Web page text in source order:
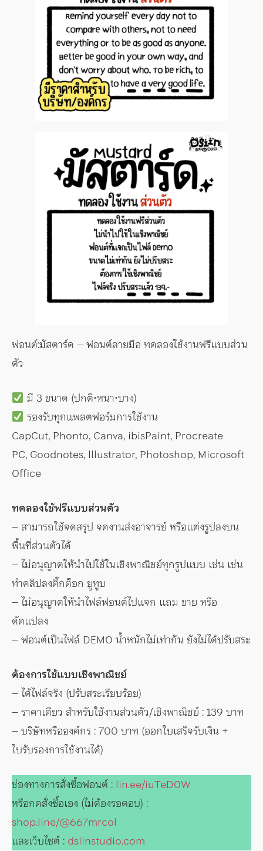
ฟอนต์:มัสตาร์ด – ฟอนต์ลายมือ ทดลองใช้งานฟรีแบบส่วน
ตัว
มี 3 ขนาด (ปกติ•หนา•บาง)
รองรับทุกแพลตฟอร์มการใช้งาน
CapCut, Phonto, Canva, ibisPaint, Procreate
PC, Goodnotes, lllustrator, Photoshop, Microsoft
Office
ทดลองใช้ฟรีแบบส่วนตัว
– สามารถใช้จดสรุป จดงานส่งอาจารย์ หรือแต่งรูปลงบน
พื้นที่ส่วนตัวได้
– ไม่อนุญาตให้นำไปใช้ในเชิงพาณิชย์ทุกรูปแบบ เช่น เช่น
ทำคลิปลงติ๊กต็อก ยูทูบ
– ไม่อนุญาตให้นำไฟล์ฟอนต์ไปแจก แถม ขาย หรือ
ดัดแปลง
– ฟอนต์เป็นไฟล์ DEMO น้ำหนักไม่เท่ากัน ยังไม่ได้ปรับสระ
ต้องการใช้แบบเชิงพาณิชย์
– ได้ไฟล์จริง (ปรับสระเรียบร้อย)
– ราคาเดียว สำหรับใช้งานส่วนตัว/เชิงพาณิชย์ : 139 บาท
– บริษัทหรือองค์กร : 700 บาท (ออกใบเสร็จรับเงิน +
ใบรับรองการใช้งานได้)
ช่องทางการสั่งซื้อฟอนต์ : lin.ee/iuTeD0W
หรือกดสั่งซื้อเอง (ไม่ต้องรอตอบ) :
shop.line/@667mrcol
และเว็บไซต์ : dsiinstudio.com